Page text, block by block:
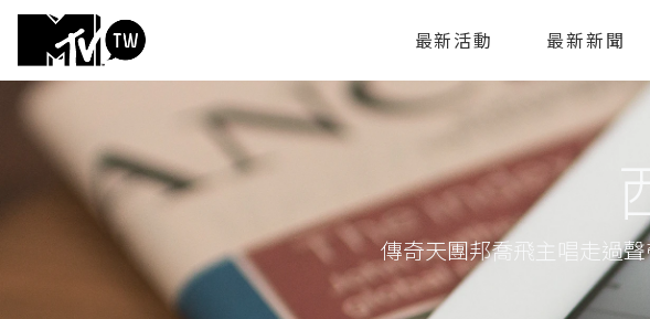
最新活動 最新新聞
傳奇天團邦喬飛主唱走過